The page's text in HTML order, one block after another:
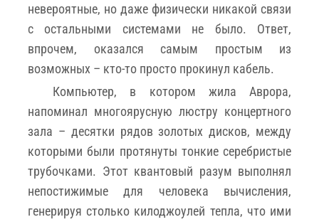
невероятные, но даже физически никакой связи
с остальными системами не было. Ответ,
впрочем, оказался самым простым из
возможных – кто-то просто прокинул кабель.
Компьютер, в котором жила Аврора,
напоминал многоярусную люстру концертного
зала – десятки рядов золотых дисков, между
которыми были протянуты тонкие серебристые
трубочками. Этот квантовый разум выполнял
непостижимые для человека вычисления,
генерируя столько килоджоулей тепла, что ими